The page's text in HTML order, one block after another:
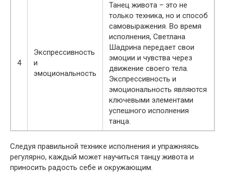
4
Экспрессивность
и
эмоциональность
Танец живота – это не
только техника, но и способ
самовыражения. Во время
исполнения, Светлана
Шадрина передает свои
эмоции и чувства через
движение своего тела.
Экспрессивность и
эмоциональность являются
ключевыми элементами
успешного исполнения
танца.
Следуя правильной технике исполнения и упражняясь
регулярно, каждый может научиться танцу живота и
приносить радость себе и окружающим.